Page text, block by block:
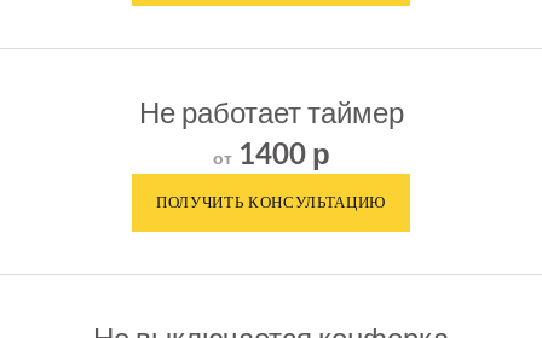
Не работает таймер
от1400 р